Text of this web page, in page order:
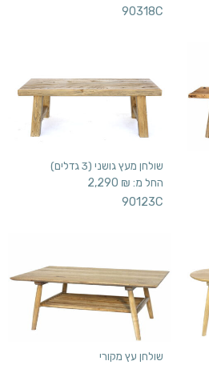
90318C
שולחן מעץ גושני (3 גדלים)
החל מ: 2,290 ₪
90123C
שולחן עץ מקורי